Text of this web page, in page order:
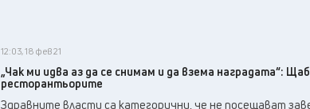
Хасково 24°C
Шумен, 21°C
12:03, 18 фев 21
„Чак ми идва аз да се снимам и да взема наградата“:
ресторантьорите
Здравните власти са категорични, че не посещават